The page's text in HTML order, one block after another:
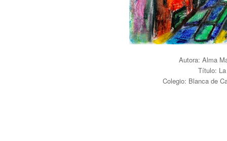
Autora: Alma
Título:
Colegio: Blanca de